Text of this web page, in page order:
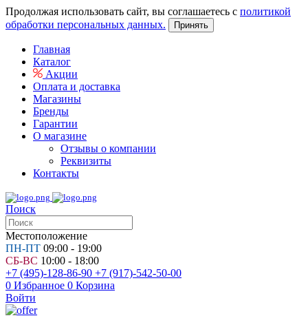
Продолжая использовать сайт, вы соглашаетесь с политикой
обработки персональных данных.
Принять
Главная
Каталог
Акции
Оплата и доставка
Магазины
Бренды
Гарантии
О магазине
Отзывы о компании
Реквизиты
Контакты
Поиск
Местоположение
ПН-ПТ 09:00 - 19:00
СБ-ВС 10:00 - 18:00
+7 (495)-128-86-90 +7 (917)-542-50-00
0 Избранное 0 Корзина
Войти